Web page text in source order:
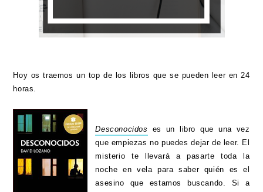
Hoy os traemos un top de los libros que se pueden leer en 24
horas.
Desconocidos
es un libro que una vez
que empiezas no puedes dejar de leer. El
misterio te llevará a pasarte toda la
noche en vela para saber quién es el
asesino que estamos buscando. Si a